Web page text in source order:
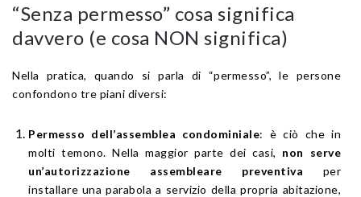
“Senza permesso” cosa significa
davvero (e cosa NON significa)
Nella pratica, quando si parla di “permesso”, le persone
confondono tre piani diversi:
Permesso dell’assemblea condominiale: è ciò che in
molti temono. Nella maggior parte dei casi, non serve
un’autorizzazione assembleare preventiva per
installare una parabola a servizio della propria abitazione,